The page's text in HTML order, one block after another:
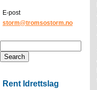
E-post
storm@tromsostorm.no
Rent Idrettslag